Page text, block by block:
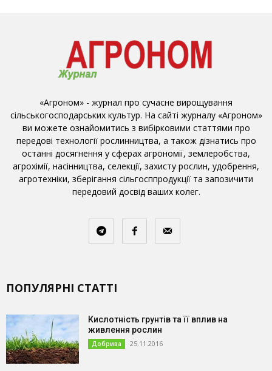
«Агроном» - журнал про сучасне вирощування
сільськогосподарських культур. На сайті журналу «Агроном»
ви можете ознайомитись з вибірковими статтями про
передові технології рослинництва, а також дізнатись про
останні досягнення у сферах агрономії, землеробства,
агрохімії, насінництва, селекції, захисту рослин, удобрення,
агротехніки, зберігання сільгосппродукції та запозичити
передовий досвід ваших колег.
ПОПУЛЯРНІ СТАТТІ
Кислотність грунтів та її вплив на
живлення рослин
Добрива 25.11.2016